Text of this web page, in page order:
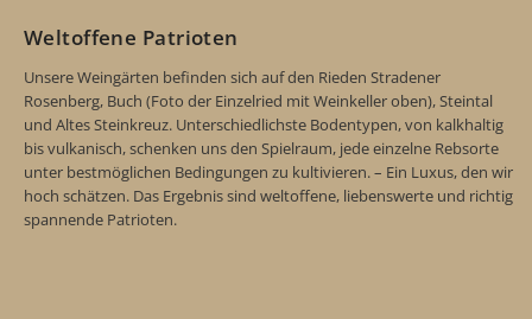
Weltoffene Patrioten
Unsere Weingärten befinden sich auf den Rieden Stradener
Rosenberg, Buch (Foto der Einzelried mit Weinkeller oben), Steintal
und Altes Steinkreuz. Unterschiedlichste Bodentypen, von kalkhaltig
bis vulkanisch, schenken uns den Spielraum, jede einzelne Rebsorte
unter bestmöglichen Bedingungen zu kultivieren. – Ein Luxus, den wir
hoch schätzen. Das Ergebnis sind weltoffene, liebenswerte und richtig
spannende Patrioten.